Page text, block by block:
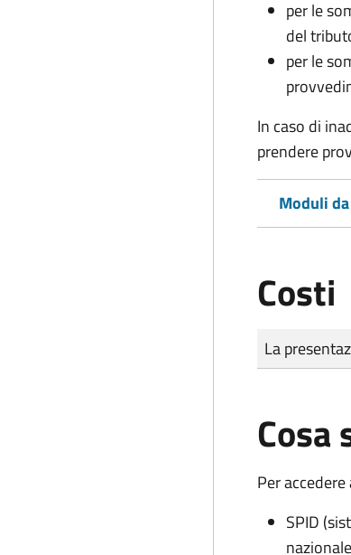
per le
del
per le
In caso di
prendere
Moduli
Costi
Tipo di
Importo
La
Cosa
Per
SPID